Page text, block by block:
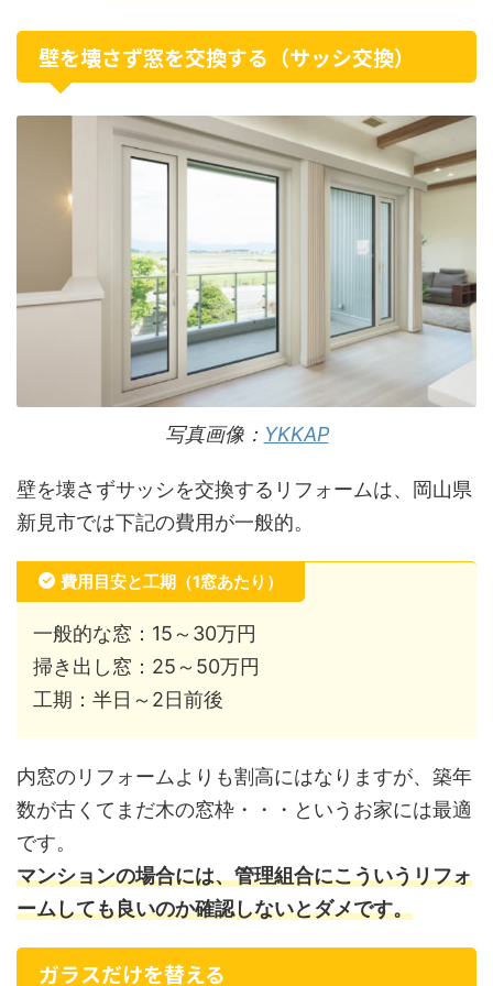
壁を壊さず窓を交換する（サッシ交換）
写真画像： YKKAP
壁を壊さずサッシを交換するリフォームは、岡山県
新見市では下記の費用が一般的。
費用目安と工期（1窓あたり）
一般的な窓：15～30万円
掃き出し窓：25～50万円
工期：半日～2日前後
内窓のリフォームよりも割高にはなりますが、築年
数が古くてまだ木の窓枠・・・というお家には最適
です。
マンションの場合には、管理組合にこういうリフォ
ームしても良いのか確認しないとダメです。
ガラスだけを替える